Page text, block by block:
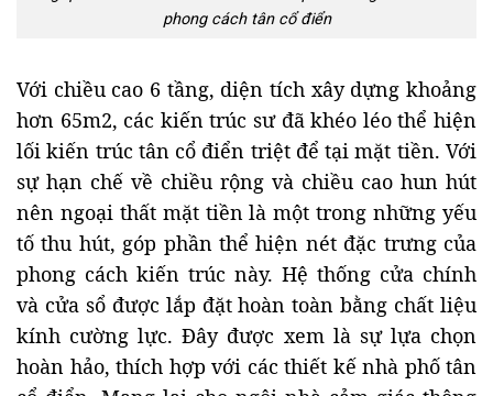
phong cách tân cổ điển
Với chiều cao 6 tầng, diện tích xây dựng khoảng
hơn 65m2, các kiến trúc sư đã khéo léo thể hiện
lối kiến trúc tân cổ điển triệt để tại mặt tiền. Với
sự hạn chế về chiều rộng và chiều cao hun hút
nên ngoại thất mặt tiền là một trong những yếu
tố thu hút, góp phần thể hiện nét đặc trưng của
phong cách kiến trúc này. Hệ thống cửa chính
và cửa sổ được lắp đặt hoàn toàn bằng chất liệu
kính cường lực. Đây được xem là sự lựa chọn
hoàn hảo, thích hợp với các thiết kế nhà phố tân